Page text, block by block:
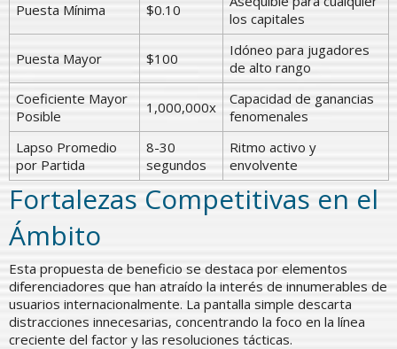
Puesta Mínima $0.10
los capitales
Puesta Mayor $100
Idóneo para jugadores
de alto rango
Coeficiente Mayor
Posible
1,000,000x
Capacidad de ganancias
fenomenales
Lapso Promedio
por Partida
8-30
segundos
Ritmo activo y
envolvente
Fortalezas Competitivas en el
Ámbito
Esta propuesta de beneficio se destaca por elementos
diferenciadores que han atraído la interés de innumerables de
usuarios internacionalmente. La pantalla simple descarta
distracciones innecesarias, concentrando la foco en la línea
creciente del factor y las resoluciones tácticas.